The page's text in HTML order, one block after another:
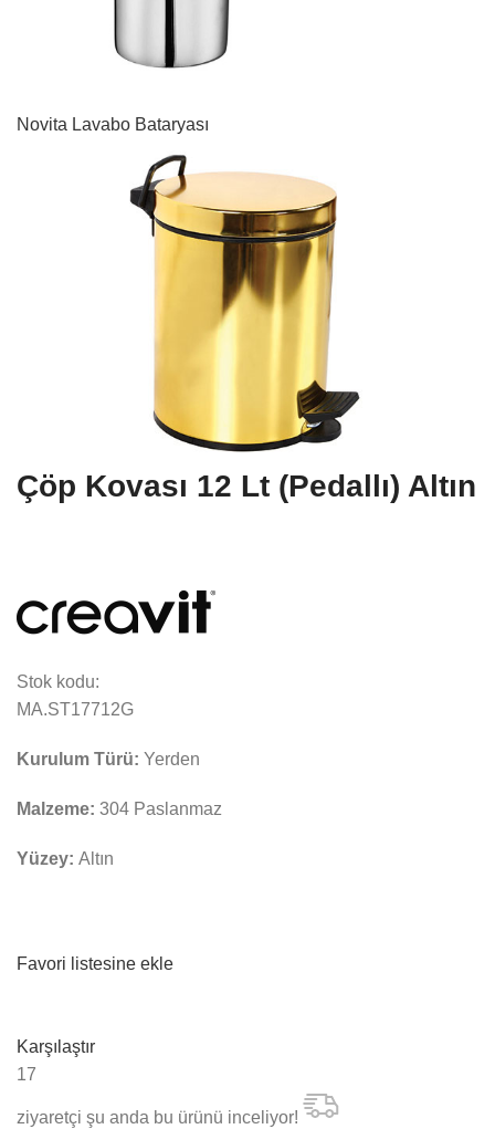
Novita Lavabo Bataryası
Çöp Kovası 12 Lt (Pedallı) Altın
Stok kodu:
MA.ST17712G
Kurulum Türü: Yerden
Malzeme: 304 Paslanmaz
Yüzey: Altın
Favori listesine ekle
Karşılaştır
17
ziyaretçi şu anda bu ürünü inceliyor!